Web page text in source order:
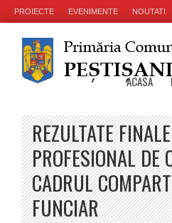
PROIECTE EVENIMENTE NOUTATI
ACASA
REZULTATE
PROFESIONAL DE
CADRUL
FUNCIAR